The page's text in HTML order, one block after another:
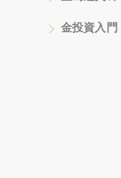
金投資入門